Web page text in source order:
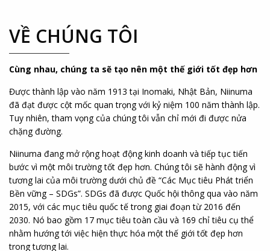
VỀ CHÚNG TÔI
Cùng nhau, chúng ta sẽ tạo nên một thế giới tốt đẹp hơn
Được thành lập vào năm 1913 tại Inomaki, Nhật Bản, Niinuma
đã đạt được cột mốc quan trọng với kỷ niệm 100 năm thành lập.
Tuy nhiên, tham vọng của chúng tôi vẫn chỉ mới đi được nửa
chặng đường.
Niinuma đang mở rộng hoạt động kinh doanh và tiếp tục tiến
bước vì một môi trường tốt đẹp hơn. Chúng tôi sẽ hành động vì
tương lai của môi trường dưới chủ đề “Các Mục tiêu Phát triển
Bền vững – SDGs”. SDGs đã được Quốc hội thông qua vào năm
2015, với các mục tiêu quốc tế trong giai đoạn từ 2016 đến
2030. Nó bao gồm 17 mục tiêu toàn cầu và 169 chỉ tiêu cụ thể
nhằm hướng tới việc hiện thực hóa một thế giới tốt đẹp hơn
trong tương lai.